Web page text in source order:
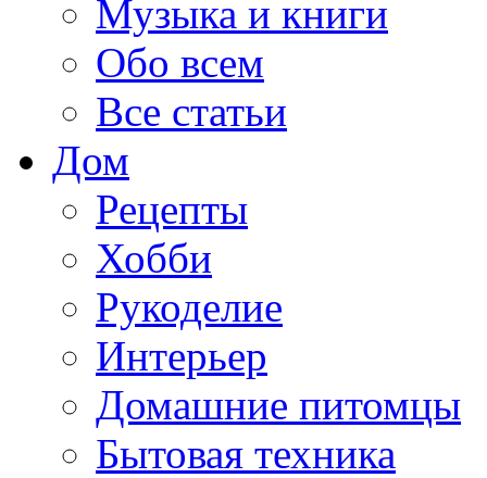
Музыка и книги
Обо всем
Все статьи
Дом
Рецепты
Хобби
Рукоделие
Интерьер
Домашние питомцы
Бытовая техника